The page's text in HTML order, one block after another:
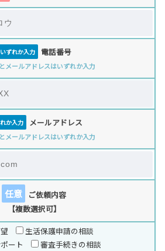
いずれか入力 電話番号
メールアドレスはいずれか入力
か入力 メールアドレス
メールアドレスはいずれか入力
任意
ご依頼内容
【複数選択可】
生活保護申請の相談
ート
審査手続きの相談